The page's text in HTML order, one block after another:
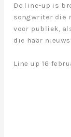
De line-up is
songwriter die
voor publiek,
die haar
Line up 16